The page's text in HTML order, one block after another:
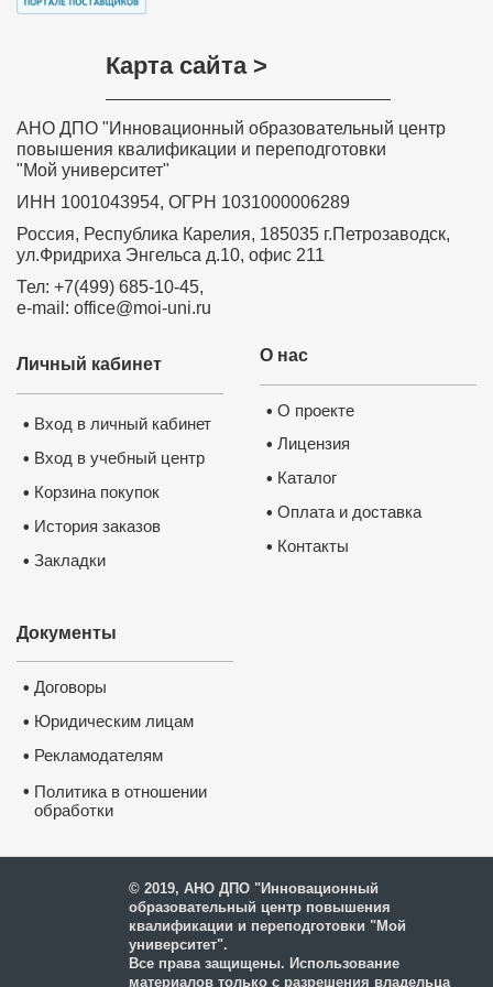
Нажмите на изображение, чтобы
документ
Карта сайта >
АНО ДПО "Инновационный образовательный центр
повышения квалификации и переподготовки
"Мой университет"
ИНН 1001043954, ОГРН 1031000006289
Россия, Республика Карелия, 185035 г.Петрозаводск,
ул.Фридриха Энгельса д.10, офис 211
Тел: +7(499) 685-10-45,
e-mail: office@moi-uni.ru
О нас
• О проекте
• Лицензия
• Каталог
• Оплата и доставка
• Контакты
Личный кабинет
• Вход в личный кабинет
• Вход в учебный центр
• Корзина покупок
• История заказов
• Закладки
Документы
• Договоры
• Юридическим лицам
• Рекламодателям
• Политика в отношении
обработки
© 2019, АНО ДПО "Инновационный
образовательный центр повышения
квалификации и переподготовки "Мой
университет".
Все права защищены. Использование
материалов только с разрешения владельца